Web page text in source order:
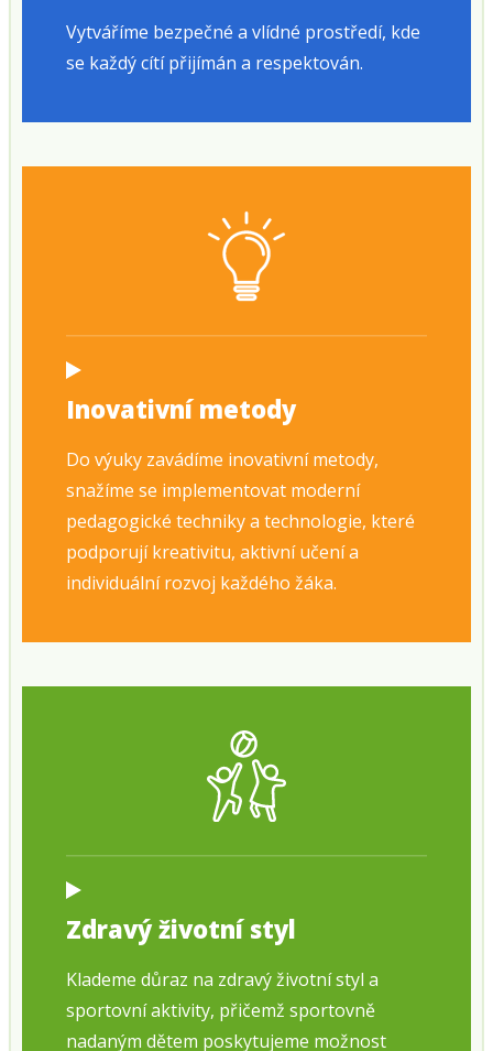
Vytváříme bezpečné a vlídné prostředí, kde
se každý cítí přijímán a respektován.
Inovativní metody
Do výuky zavádíme inovativní metody,
snažíme se implementovat moderní
pedagogické techniky a technologie, které
podporují kreativitu, aktivní učení a
individuální rozvoj každého žáka.
Zdravý životní styl
Klademe důraz na zdravý životní styl a
sportovní aktivity, přičemž sportovně
nadaným dětem poskytujeme možnost